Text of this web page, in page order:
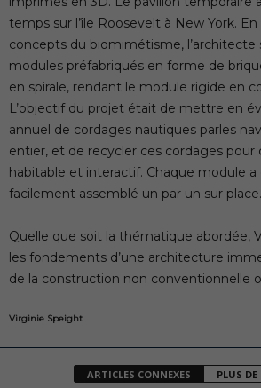
temps sur l’île Roosevelt à New York.
concepts du biomimétisme, l’architecte
modules préfabriqués en forme de
en spirale, rendant le module rigide en
L’objectif du projet était de mettre en
annuel de cordages nautiques parles
entier, et de recycler ces cordages pour
habitable et interactif. Chaque module
facilement assemblé un par un sur place.
Quelle que soit la thématique abordée,
les fondements d’une architecture
de la construction non conventionnelle
Virginie Speight
ARTICLES CONNEXES PLUS